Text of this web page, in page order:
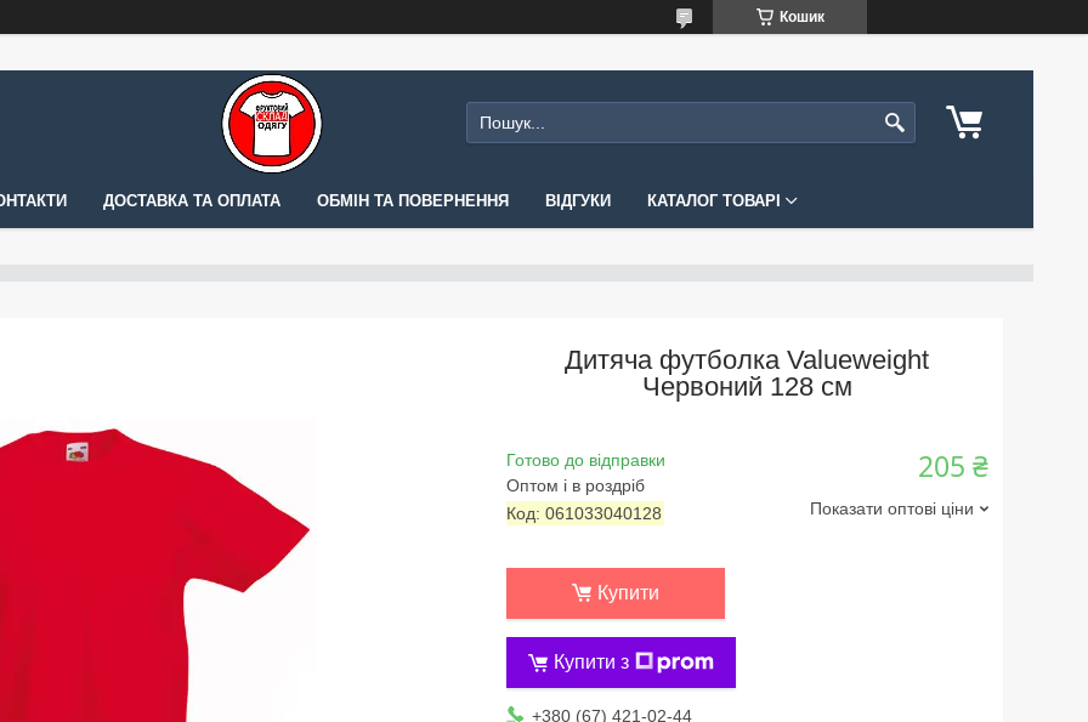
Кошик
ДОСТАВКА ТА ОПЛАТА ОБМІН ТА ПОВЕРНЕННЯ ВІДГУКИ КАТАЛОГ ТОВАРІ
Дитяча футболка Valueweight
Червоний 128 см
Готово до відправки
Оптом і в роздріб
Код: 061033040128
205 ₴
Показати оптові ціни
Купити
Купити з
+380 (67) 421-02-44